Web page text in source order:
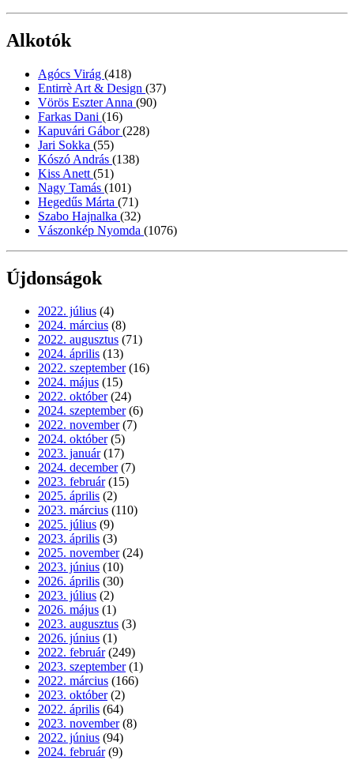
Alkotók
Agócs Virág (418)
Entirrè Art & Design (37)
Vörös Eszter Anna (90)
Farkas Dani (16)
Kapuvári Gábor(228)
Jari Sokka (55)
Kószó András (138)
Kiss Anett (51)
Nagy Tamás (101)
Hegedűs Márta (71)
Szabo Hajnalka (32)
Vászonkép Nyomda (1076)
Újdonságok
2022. július (4)
2024. március (8)
2022. augusztus (71)
2024. április (13)
2022. szeptember (16)
2024. május (15)
2022. október (24)
2024. szeptember (6)
2022. november (7)
2024. október (5)
2023. január (17)
2024. december (7)
2023. február (15)
2025. április (2)
2023. március (110)
2025. július (9)
2023. április (3)
2025. november (24)
2023. június (10)
2026. április (30)
2023. július (2)
2026. május (1)
2023. augusztus (3)
2026. június (1)
2022. február (249)
2023. szeptember (1)
2022. március (166)
2023. október (2)
2022. április (64)
2023. november (8)
2022. június (94)
2024. február (9)